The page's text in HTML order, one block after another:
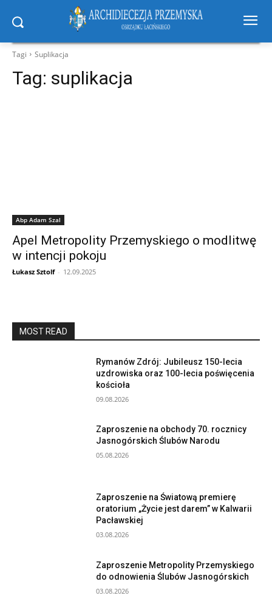
Tagi Suplikacja
Tag: suplikacja
Abp Adam Szal
Apel Metropolity Przemyskiego o modlitwę
w intencji pokoju
Łukasz Sztolf - 12.09.2025
MOST READ
Rymanów Zdrój: Jubileusz 150-lecia
uzdrowiska oraz 100-lecia poświęcenia
kościoła
09.08.2026
Zaproszenie na obchody 70. rocznicy
Jasnogórskich Ślubów Narodu
05.08.2026
Zaproszenie na Światową premierę
oratorium „Życie jest darem” w Kalwarii
Pacławskiej
03.08.2026
Zaproszenie Metropolity Przemyskiego
do odnowienia Ślubów Jasnogórskich
03.08.2026